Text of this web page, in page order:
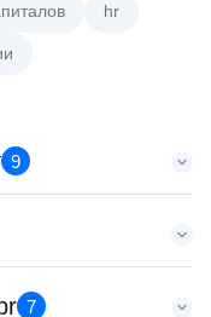
hr
9
продаж)
7